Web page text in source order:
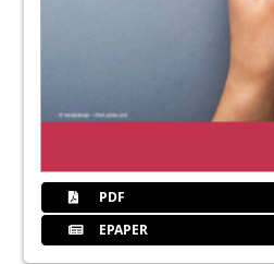
PDF
EPAPER